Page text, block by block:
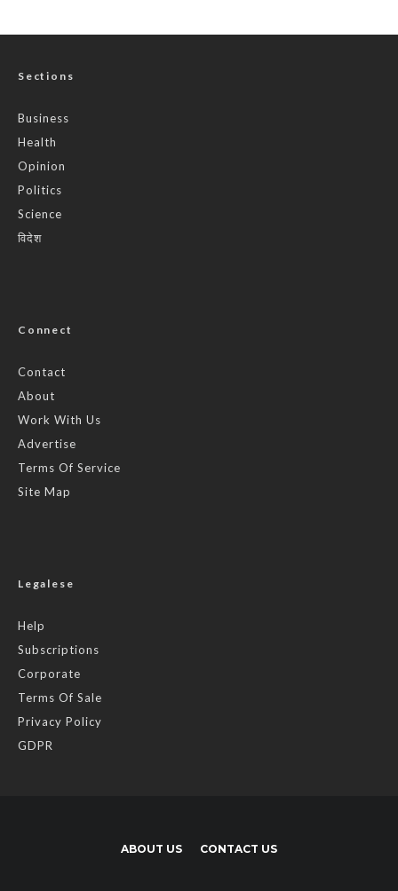
Sections
Business
Health
Opinion
Politics
Science
विदेश
Connect
Contact
About
Work With Us
Advertise
Terms Of Service
Site Map
Legalese
Help
Subscriptions
Corporate
Terms Of Sale
Privacy Policy
GDPR
ABOUT US CONTACT US